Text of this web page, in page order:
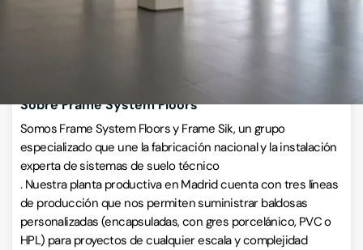
Sobre Frame System Floors
Somos Frame System Floors y Frame Sik, un grupo
especializado que une la fabricación nacional y la instalación
experta de sistemas de suelo técnico
. Nuestra planta productiva en Madrid cuenta con tres líneas
de producción que nos permiten suministrar baldosas
personalizadas (encapsuladas, con gres porcelánico, PVC o
HPL) para proyectos de cualquier escala y complejidad